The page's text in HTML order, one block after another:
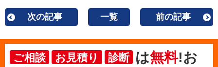
次の記事 一覧 前の記事
ご相談 お見積り 診断 は無料!お